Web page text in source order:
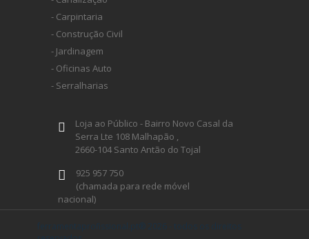
- Carpintaria
- Construção Civil
- Jardinagem
- Oficinas Auto
- Serralharias
Loja ao Público - Bairro Novo Casal da
Serra Lte 108 Malhapão ,
2660-104 Santo Antão do Tojal
925 957 750
(chamada para rede móvel
nacional)
geral@ferramentaprofissional.pt
ferramentaprofissional.pt® 2026 - todos os direitos